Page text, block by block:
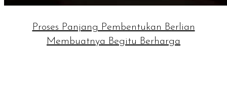
Proses Panjang Pembentukan Berlian
Membuatnya Begitu Berharga